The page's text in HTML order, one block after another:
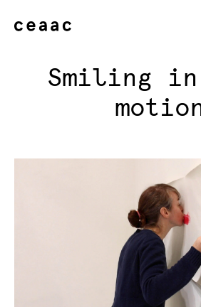
Smiling